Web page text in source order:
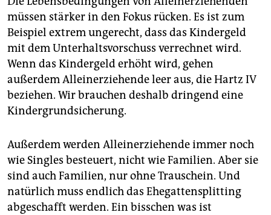
müssen stärker in den Fokus rücken. Es ist zum
Beispiel extrem ungerecht, dass das Kindergeld
mit dem Unterhaltsvorschuss verrechnet wird.
Wenn das Kindergeld erhöht wird, gehen
außerdem Alleinerziehende leer aus, die Hartz IV
beziehen. Wir brauchen deshalb dringend eine
Kindergrundsicherung.
Außerdem werden Alleinerziehende immer noch
wie Singles besteuert, nicht wie Familien. Aber sie
sind auch Familien, nur ohne Trauschein. Und
natürlich muss endlich das Ehegattensplitting
abgeschafft werden. Ein bisschen was ist